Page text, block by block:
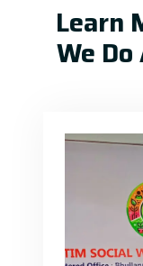
Learn
We